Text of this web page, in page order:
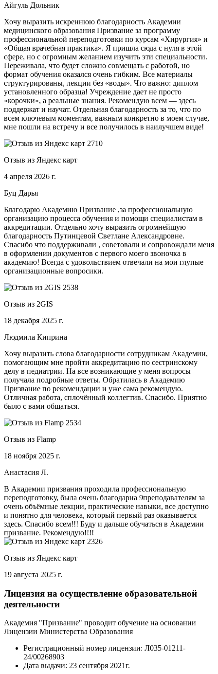
Айгуль Дольник
Хочу выразить искреннюю благодарность Академии
медицинского образования Призвание за программу
профессиональной переподготовки по курсам «Хирургия» и
«Общая врачебная практика». Я пришла сюда с нуля в этой
сфере, но с огромным желанием изучить эти специальности.
Переживала, что будет сложно совмещать с работой, но
формат обучения оказался очень гибким. Все материалы
структурированы, лекции без «воды». Что важно: диплом
установленного образца! Учреждение дает не просто
«корочки», а реальные знания. Рекомендую всем — здесь
поддержат и научат. Отдельная благодарность за то, что по
всем ключевым моментам, важным конкретно в моем случае,
мне пошли на встречу и все получилось в наилучшем виде!
Отзыв из Яндекс карт
4 апреля 2026 г.
Буц Дарья
Благодарю Академию Призвание ,за профессиональную
организацию процесса обучения и помощи специалистам в
аккредитации. Отдельно хочу выразить огромнейшую
благодарность Путинцевой Светлане Александровне.
Спасибо что поддерживали , советовали и сопровождали меня
в оформлении документов с первого моего звоночка в
академию! Всегда с удовольствием отвечали на мои глупые
организационные вопросики.
Отзыв из 2GIS
18 декабря 2025 г.
Людмила Киприна
Хочу выразить слова благодарности сотрудникам Академии,
помогающим мне пройти аккредитацию по сестринскому
делу в педиатрии. На все возникающие у меня вопросы
получала подробные ответы. Обратилась в Академию
Призвание по рекомендации и уже сама рекомендую.
Отличная работа, сплочённый коллегтив. Спасибо. Приятно
было с вами общаться.
Отзыв из Flamp
18 ноября 2025 г.
Анастасия Л.
В Академии призвания проходила профессиональную
переподготовку, была очень благодарна 9преподавателям за
очень объёмные лекции, практические навыки, все доступно
и понятно для человека, который первый раз оказывается
здесь. Спасибо всем!!! Буду и дальше обучаться в Академии
призвание. Рекомендую!!!!
Отзыв из Яндекс карт
19 августа 2025 г.
Лицензия на осуществление образовательной
деятельности
Академия "Призвание" проводит обучение на основании
Лицензии Министерства Образования
Регистрационный номер лицензии: Л035-01211-
24/00268903
Дата выдачи: 23 сентября 2021г.